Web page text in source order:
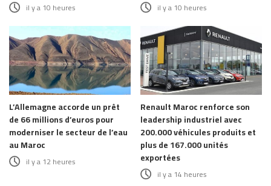
il y a 10 heures il y a 10 heures
L’Allemagne accorde un prêt
de 66 millions d’euros pour
moderniser le secteur de l’eau
au Maroc
il y a 12 heures
Renault Maroc renforce son
leadership industriel avec
200.000 véhicules produits et
plus de 167.000 unités
exportées
il y a 14 heures